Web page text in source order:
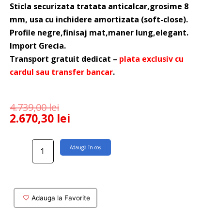
Sticla securizata tratata anticalcar,grosime 8
mm, usa cu inchidere amortizata (soft-close).
Profile negre,finisaj mat,maner lung,elegant.
Import Grecia.
Transport gratuit dedicat – plata exclusiv cu
cardul sau transfer bancar.
4.739,00lei
2.670,30 lei
Cantitate
sticla
Adaugă în coș
Adauga la Favorite